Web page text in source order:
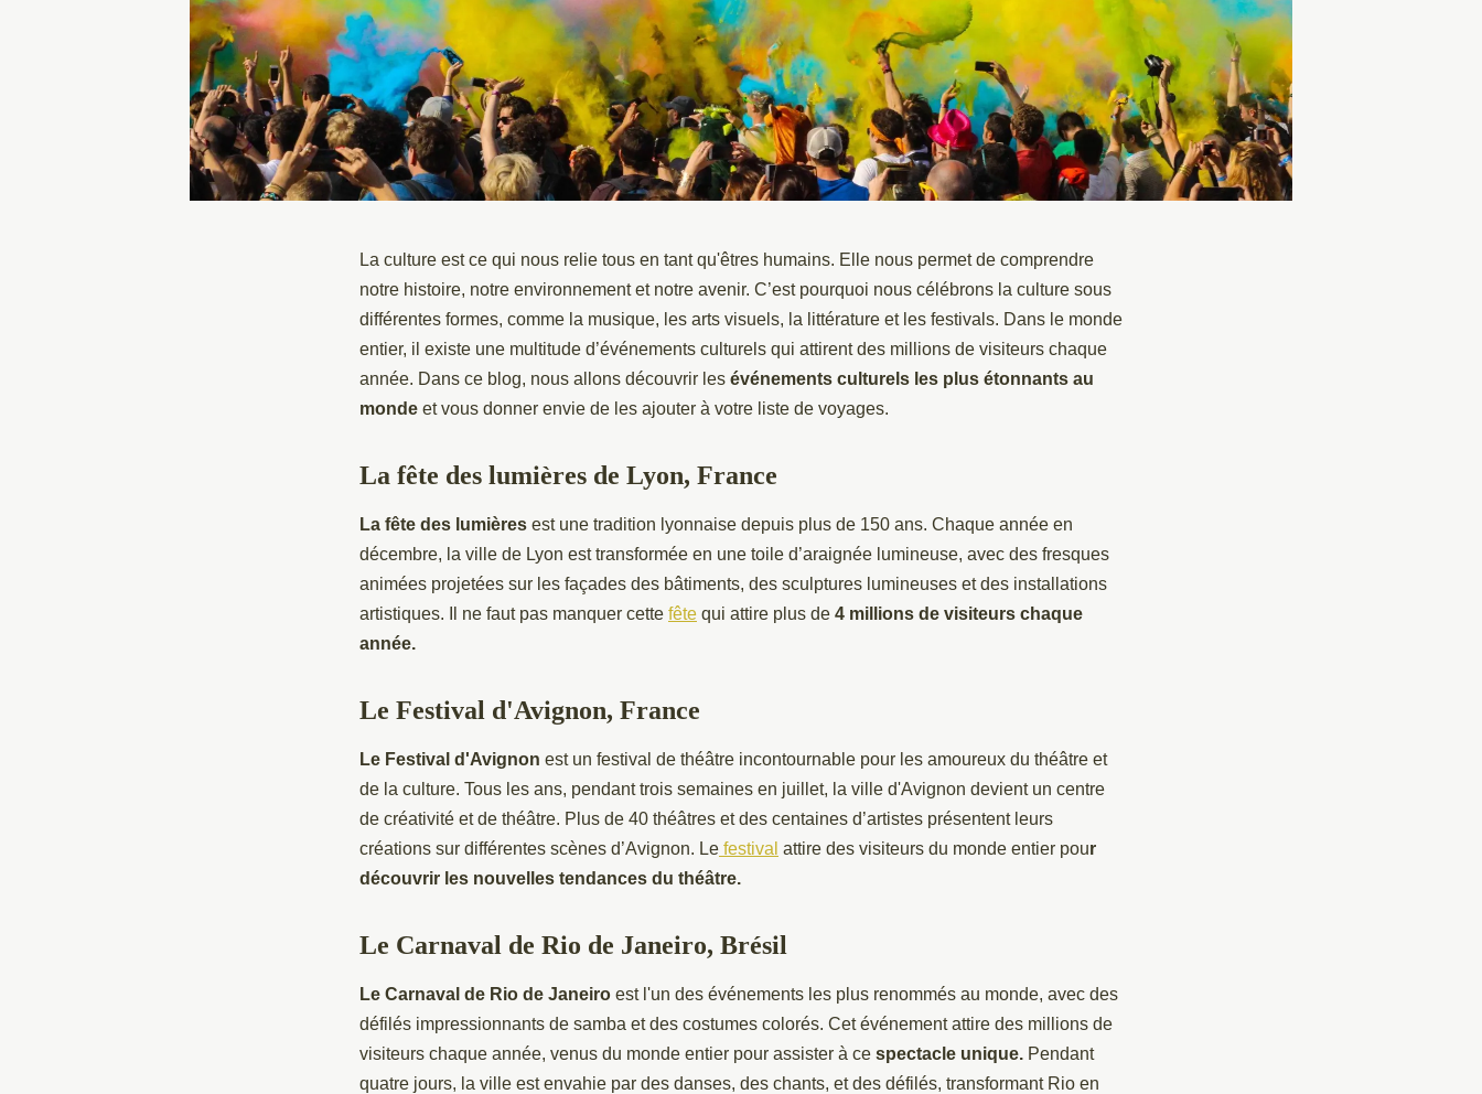
La culture est ce qui nous relie tous en tant qu'êtres humains. Elle nous permet de comprendre
notre histoire, notre environnement et notre avenir. C’est pourquoi nous célébrons la culture sous
différentes formes, comme la musique, les arts visuels, la littérature et les festivals. Dans le monde
entier, il existe une multitude d’événements culturels qui attirent des millions de visiteurs chaque
année. Dans ce blog, nous allons découvrir les événements culturels les plus étonnants au
monde et vous donner envie de les ajouter à votre liste de voyages.
La fête des lumières de Lyon, France
La fête des lumières est une tradition lyonnaise depuis plus de 150 ans. Chaque année en
décembre, la ville de Lyon est transformée en une toile d’araignée lumineuse, avec des fresques
animées projetées sur les façades des bâtiments, des sculptures lumineuses et des installations
artistiques. Il ne faut pas manquer cette fête qui attire plus de 4 millions de visiteurs chaque
année.
Le Festival d'Avignon, France
Le Festival d'Avignon est un festival de théâtre incontournable pour les amoureux du théâtre et
de la culture. Tous les ans, pendant trois semaines en juillet, la ville d'Avignon devient un centre
de créativité et de théâtre. Plus de 40 théâtres et des centaines d’artistes présentent leurs
créations sur différentes scènes d’Avignon. Le festival attire des visiteurs du monde entier pour
découvrir les nouvelles tendances du théâtre.
Le Carnaval de Rio de Janeiro, Brésil
Le Carnaval de Rio de Janeiro est l'un des événements les plus renommés au monde, avec des
défilés impressionnants de samba et des costumes colorés. Cet événement attire des millions de
visiteurs chaque année, venus du monde entier pour assister à ce spectacle unique. Pendant
quatre jours, la ville est envahie par des danses, des chants, et des défilés, transformant Rio en